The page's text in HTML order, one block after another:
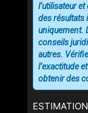
l’utilisateur
des résultats
uniquement.
conseils
autres.
l’exactitude
obtenir des